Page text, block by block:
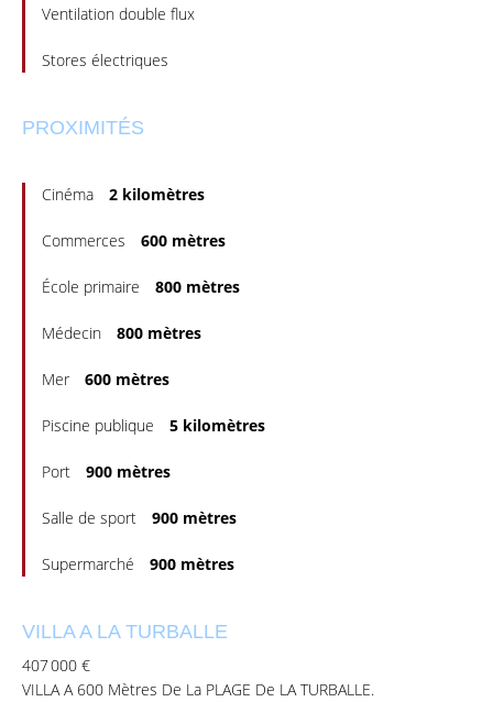
Ventilation double flux
Stores électriques
PROXIMITÉS
Cinéma 2 kilomètres
Commerces 600 mètres
École primaire 800 mètres
Médecin 800 mètres
Mer 600 mètres
Piscine publique 5 kilomètres
Port 900 mètres
Salle de sport 900 mètres
Supermarché 900 mètres
VILLA A LA TURBALLE
407 000 €
VILLA A 600 Mètres De La PLAGE De LA TURBALLE.